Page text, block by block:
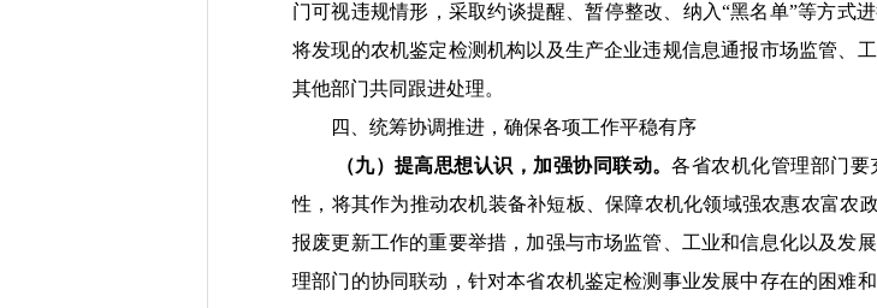
门可视违规情形，采取约谈提醒、暂停整改、纳入“黑名单”等方式
将发现的农机鉴定检测机构以及生产企业违规信息通报市场监管、
其他部门共同跟进处理。
四、统筹协调推进，确保各项工作平稳有序
（九）提高思想认识，加强协同联动。各省农机化管理部门要
性，将其作为推动农机装备补短板、保障农机化领域强农惠农富农
报废更新工作的重要举措，加强与市场监管、工业和信息化以及 发展
理部门的协同联动，针对本省农机鉴定检测事业发展中存在的困难